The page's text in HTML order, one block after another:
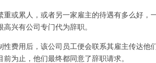
重或累人，或者另一家雇主的待遇有多么好，
兴有公司专门代为辞职。
性费用后，该公司员工便会联系其雇主传达他
为止，他们最终都同意了辞职请求。